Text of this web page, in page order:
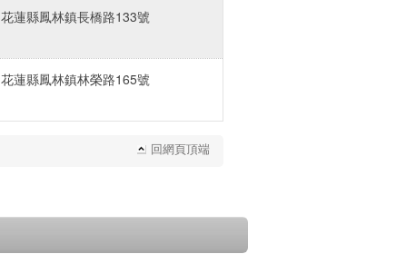
花蓮縣鳳林鎮長橋路133號
花蓮縣鳳林鎮林榮路165號
回網頁頂端